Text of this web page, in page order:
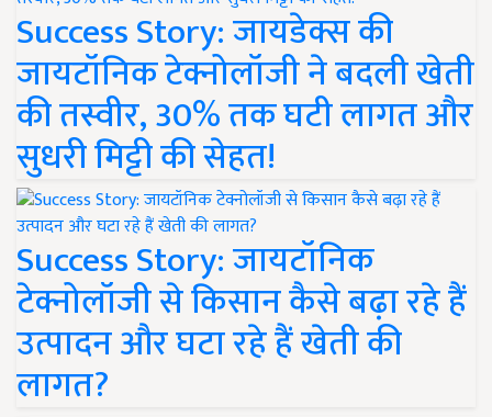
Success Story: जायडेक्स की
जायटॉनिक टेक्नोलॉजी ने बदली खेती
की तस्वीर, 30% तक घटी लागत और
सुधरी मिट्टी की सेहत!
Success Story: जायटॉनिक
टेक्नोलॉजी से किसान कैसे बढ़ा रहे हैं
उत्पादन और घटा रहे हैं खेती की
लागत?